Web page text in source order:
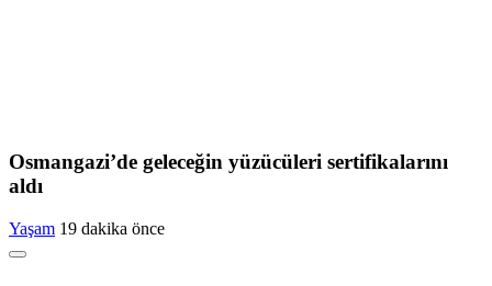
Osmangazi’de geleceğin yüzücüleri sertifikalarını
aldı
Yaşam 19 dakika önce